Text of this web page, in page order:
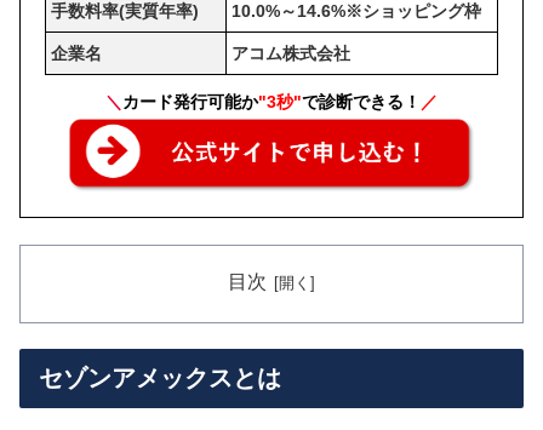
手数料率(実質年率) 10.0%～14.6%※ショッピング枠
企業名 アコム株式会社
＼ カード発行可能か"3秒"で診断できる！ ／
目次
セゾンアメックスとは